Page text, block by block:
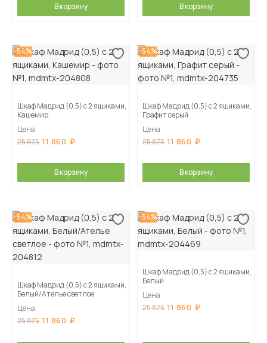
В корзину В корзину
-54%
Шкаф Мадрид (0,5) с 2 ящиками,
Кашемир
Цена
25 875 11 860
В корзину
-54%
Шкаф Мадрид (0,5) с 2 ящиками,
Графит серый
Цена
25 875 11 860
В корзину
-54%
Шкаф Мадрид (0,5) с 2 ящиками,
Белый/Ателье светлое
Цена
25 875 11 860
-54%
Шкаф Мадрид (0,5) с 2 ящиками,
Белый
Цена
25 875 11 860